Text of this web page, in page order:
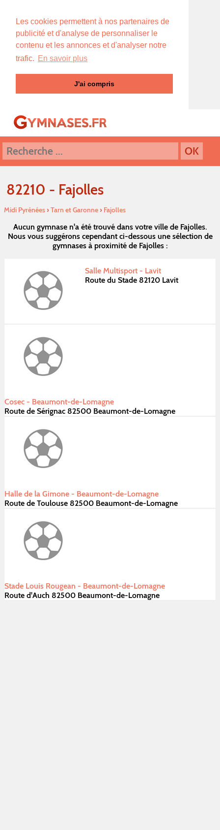
Les cookies permettent à nos partenaires de
publicité et d'analyse de personnaliser le
contenu et les annonces et d'analyser notre
trafic. En savoir plus
J'ai compris
82210 - Fajolles
Midi Pyrénées›Tarn et Garonne› Fajolles
Aucun gymnase n'a été trouvé dans votre ville de Fajolles.
Nous vous suggérons cependant ci-dessous une sélection de
gymnases à proximité de Fajolles :
Salle Multisport - Lavit
Route du Stade 82120 Lavit
Cosec - Beaumont-de-Lomagne
Route de Sérignac 82500 Beaumont-de-Lomagne
Halle de la Gimone - Beaumont-de-Lomagne
Route de Toulouse 82500 Beaumont-de-Lomagne
Stade Louis Rougean - Beaumont-de-Lomagne
Route d'Auch 82500 Beaumont-de-Lomagne